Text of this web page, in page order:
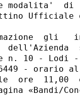
modalita'  di
Ufficiale
gli
dell'Azienda
n. 10 - Lodi -
-
ore
«Bandi/